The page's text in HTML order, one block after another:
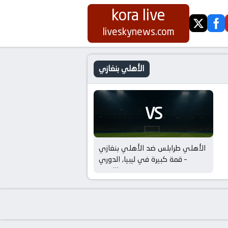
kora live
liveskynews.com twitter
الأهلي بنغازي
VS
الأهلي طرابلس ضد الأهلي بنغازي
– قمة كبيرة في ليبيا, الدوري
الليبي